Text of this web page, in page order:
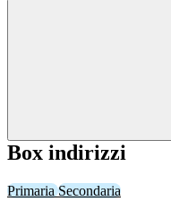
Box indirizzi
PrimariaSecondaria